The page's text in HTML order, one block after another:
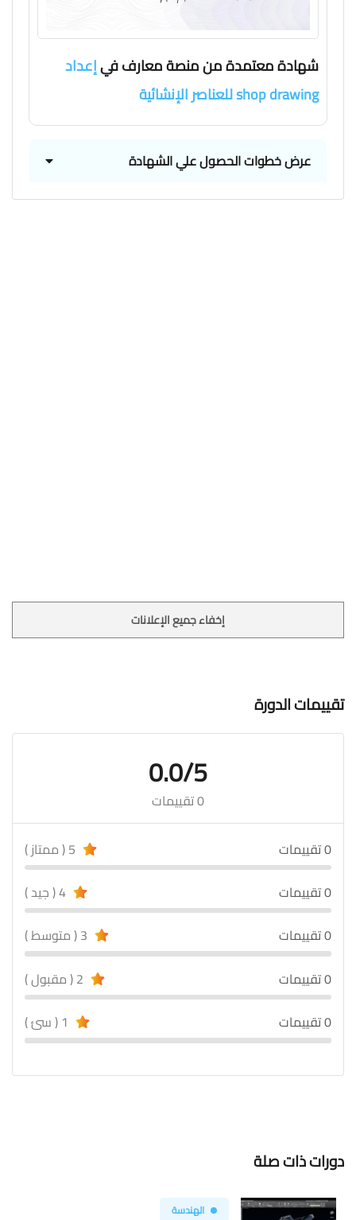
شهادة معتمدة من منصة معارف فيإعداد
shop drawing للعناصر الإنشائية
عرض خطوات الحصول علي الشهادة
إخفاء جميع الإعلانات
تقييمات الدورة
0.0/5
0 تقييمات
0 تقييمات
0 تقييمات
0 تقييمات
0 تقييمات
0 تقييمات
دورات ذات صلة
الهندسة